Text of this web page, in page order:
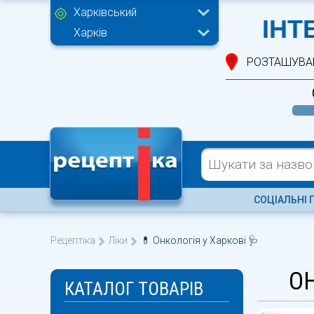
Харківський
Харків
СОЦІАЛЬНІ
Рецептіка Ліки 💊 Онкологія у Харкові 🩺
КАТАЛОГ ТОВАРІВ